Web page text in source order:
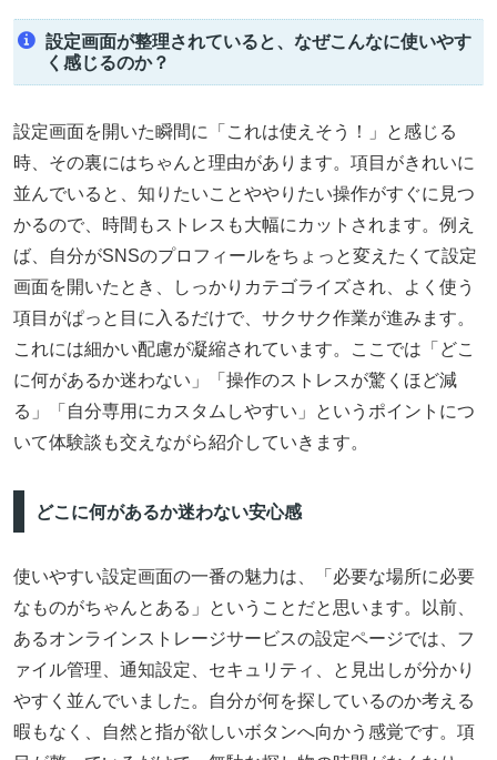
設定画面が整理されていると、なぜこんなに使いやす
く感じるのか？
設定画面を開いた瞬間に「これは使えそう！」と感じる
時、その裏にはちゃんと理由があります。項目がきれいに
並んでいると、知りたいことややりたい操作がすぐに見つ
かるので、時間もストレスも大幅にカットされます。例え
ば、自分がSNSのプロフィールをちょっと変えたくて設定
画面を開いたとき、しっかりカテゴライズされ、よく使う
項目がぱっと目に入るだけで、サクサク作業が進みます。
これには細かい配慮が凝縮されています。ここでは「どこ
に何があるか迷わない」「操作のストレスが驚くほど減
る」「自分専用にカスタムしやすい」というポイントにつ
いて体験談も交えながら紹介していきます。
どこに何があるか迷わない安心感
使いやすい設定画面の一番の魅力は、「必要な場所に必要
なものがちゃんとある」ということだと思います。以前、
あるオンラインストレージサービスの設定ページでは、フ
ァイル管理、通知設定、セキュリティ、と見出しが分かり
やすく並んでいました。自分が何を探しているのか考える
暇もなく、自然と指が欲しいボタンへ向かう感覚です。項